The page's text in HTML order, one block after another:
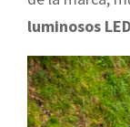
luminosos